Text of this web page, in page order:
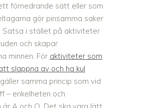
förnedrande sätt eller som
gör pinsamma saker
Satsa i stället på aktiviteter
och skapar
minnen. För aktiviteter som
slappna av och ha kul
gäller samma princip som vid
– enkelheten och